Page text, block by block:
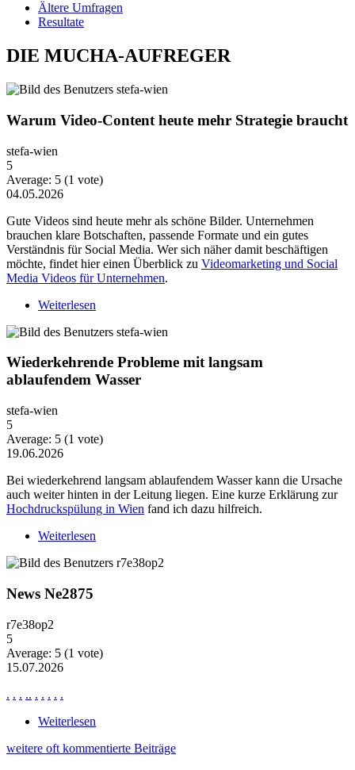
Ältere Umfragen
Resultate
DIE MUCHA-AUFREGER
Warum Video-Content heute mehr Strategie braucht
stefa-wien
5
Average: 5 (1 vote)
04.05.2026
Gute Videos sind heute mehr als schöne Bilder. Unternehmen
brauchen klare Botschaften, passende Formate und ein gutes
Verständnis für Social Media. Wer sich näher damit beschäftigen
möchte, findet hier einen Überblick zu Videomarketing und Social
Media Videos für Unternehmen.
Weiterlesen
Wiederkehrende Probleme mit langsam
ablaufendem Wasser
stefa-wien
5
Average: 5 (1 vote)
19.06.2026
Bei wiederkehrend langsam ablaufendem Wasser kann die Ursache
auch weiter hinten in der Leitung liegen. Eine kurze Erklärung zur
Hochdruckspülung in Wien fand ich dazu hilfreich.
Weiterlesen
News Ne2875
r7e38op2
5
Average: 5 (1 vote)
15.07.2026
. . . .. . . . . .
Weiterlesen
weitere oft kommentierte Beiträge